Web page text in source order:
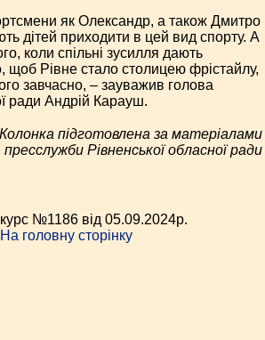
як Олександр, а також Дмитро
дітей приходити в цей вид спорту. А
коли спільні зусилля дають
щоб Рівне стало столицею фрістайлу,
завчасно, – зауважив голова
ради Андрій Карауш.
Колонка підготовлена за матеріалами
пресслужби Рівненської обласної ради
№1186 від 05.09.2024p.
На головну сторінку